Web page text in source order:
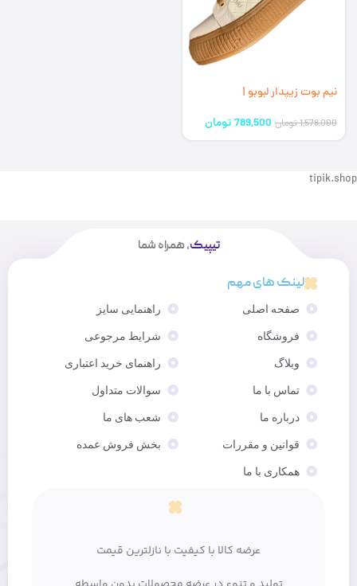
نیم بوت زیپدار لبوبو |
1,578,000تومان 789,500تومان
tipik.shop
تیپیک، همراه شما
لینک های مهم
صفحه اصلی
فروشگاه
وبلاگ
تماس با ما
درباره ما
قوانین و مقررات
همکاری با ما
راهنمایی سایز
شرایط مرجوعی
راهنمای خرید اعتباری
سوالات متداول
شعب های ما
بخش فروش عمده
عرضه کالا با کیفیت با نازلترین قیمت